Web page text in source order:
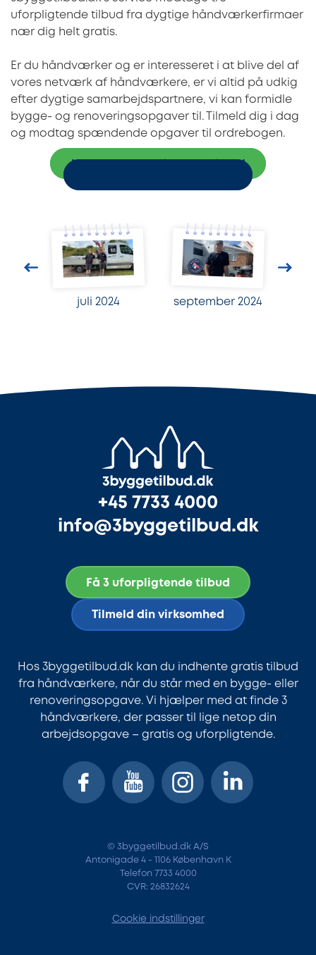
uforpligtende tilbud fra dygtige håndværkerfirmaer
nær dig helt gratis.
Er du håndværker og er interesseret i at blive del af
vores netværk af håndværkere, er vi altid på udkig
efter dygtige samarbejdspartnere, vi kan formidle
bygge- og renoveringsopgaver til. Tilmeld dig i dag
og modtag spændende opgaver til ordrebogen.
Indhent 3 uforpligtende tilbud
juli 2024 september 2024
+45 7733 4000
info@3byggetilbud.dk
Få 3 uforpligtende tilbud
Tilmeld din virksomhed
Hos 3byggetilbud.dk kan du indhente gratis tilbud
fra håndværkere, når du står med en bygge- eller
renoveringsopgave. Vi hjælper med at finde 3
håndværkere, der passer til lige netop din
arbejdsopgave – gratis og uforpligtende.
© 3byggetilbud.dk A/S
Antonigade 4 - 1106 København K
Telefon 7733 4000
CVR: 26832624
Cookie indstillinger